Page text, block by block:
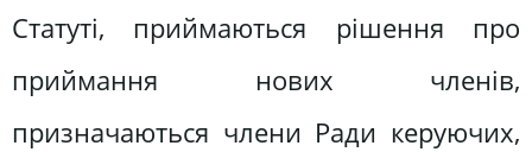
Статуті, приймаються рішення про
приймання нових членів,
призначаються члени Ради керуючих,